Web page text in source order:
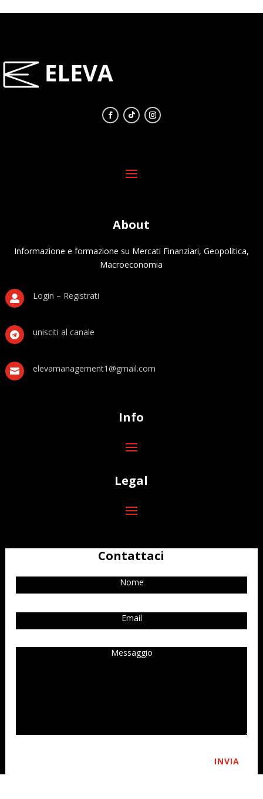
About
Informazione e formazione su Mercati Finanziari, Geopolitica,
Macroeconomia
 Login – Registrati
 unisciti al canale
 elevamanagement1@gmail.com
Info
Legal
Contattaci
INVIA